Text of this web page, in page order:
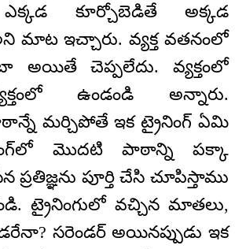
ఎక్కడ కూర్చోబెడితే అక్కడ
మాట ఇచ్చారు. వ్యక్త వతనంలో
అయితే చెప్పలేదు. వ్యక్తంలో
ఉండండి అన్నారు.
మర్చిపోతే ఇక ట్రైనింగ్‌ ఏమి
మొదటి పాఠాన్ని పక్కా
పూర్తి చేసి చూపిస్తాము
ట్రైనింగులో వచ్చిన మాతలు,
సరెండర్ అయినప్పుడు ఇక